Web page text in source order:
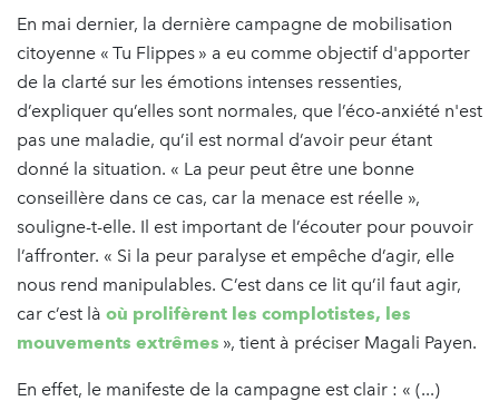
En mai dernier, la dernière campagne de mobilisation
citoyenne « Tu Flippes » a eu comme objectif d'apporter
de la clarté sur les émotions intenses ressenties,
d’expliquer qu’elles sont normales, que l’éco-anxiété n'est
pas une maladie, qu’il est normal d’avoir peur étant
donné la situation. « La peur peut être une bonne
conseillère dans ce cas, car la menace est réelle »,
souligne-t-elle. Il est important de l’écouter pour pouvoir
l’affronter. « Si la peur paralyse et empêche d’agir, elle
nous rend manipulables. C’est dans ce lit qu’il faut agir,
car c’est là où prolifèrent les complotistes, les
mouvements extrêmes », tient à préciser Magali Payen.
En effet, le manifeste de la campagne est clair : « (...)